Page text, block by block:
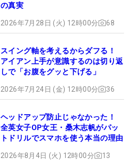
の真実
2026年7月28日 (火) 12時00分 68
スイング軸を考えるからダフる！
アイアン上手が意識するのは切り返
しで「お腹をグッと下げる」
2026年7月24日 (金) 12時00分 36
ヘッドアップ防止じゃなかった！
全英女子OP女王・桑木志帆がパッ
トドリルでスマホを使う本当の理由
2026年8月4日 (火) 12時00分 13